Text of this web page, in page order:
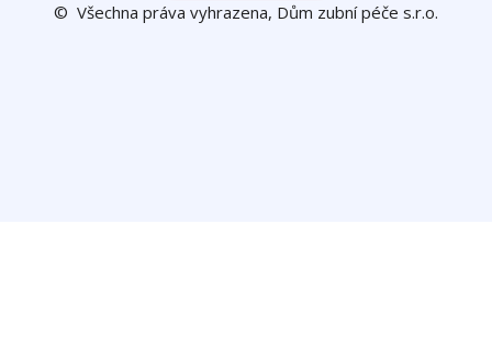
© Všechna práva vyhrazena, Dům zubní péče s.r.o.